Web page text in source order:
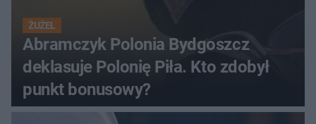
ŻUŻEL
Abramczyk Polonia Bydgoszcz
deklasuje Polonię Piła. Kto zdobył
punkt bonusowy?